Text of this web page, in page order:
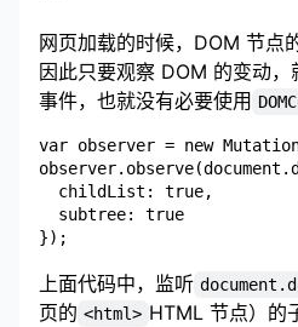
网页加载的时候，DOM 节点
因此只要观察 DOM 的变动
事件，也就没有必要使用
var observer = new
  childList: true,
  subtree: true
上面代码中，监听
页的 <html> HTML 节点）的